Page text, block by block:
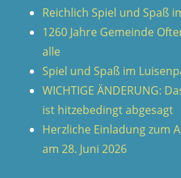
Reichlich Spiel und Spaß
1260 Jahre Gemeinde
alle
Spiel und Spaß im
WICHTIGE ÄNDERUNG:
ist hitzebedingt abgesagt
Herzliche Einladung zum
am 28. Juni 2026